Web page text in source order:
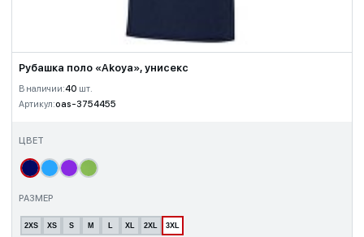
Рубашка поло «Akoya», унисекс
В наличии:40 шт.
Артикул:oas-3754455
ЦВЕТ
РАЗМЕР
2XS XS S M XL 2XL 3XL